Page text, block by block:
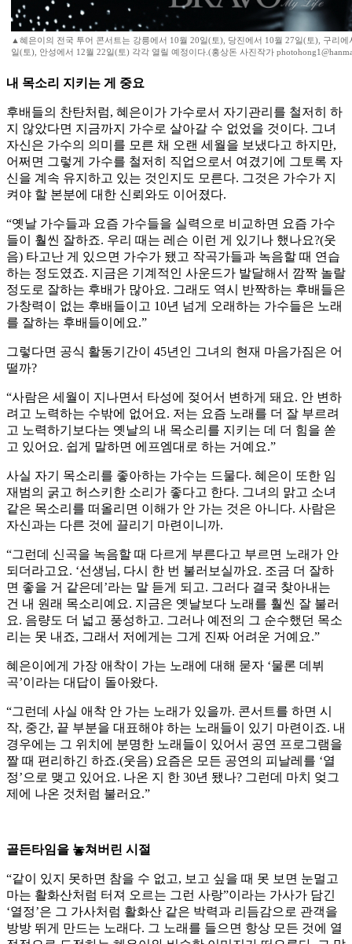
▲혜은이의 전국 투어 콘서트는 강릉에서 10월 20일(토), 당진에서 10월 27일(토), 구리
일(토), 안성에서 12월 22일(토) 각각 열릴 예정이다.(홍상돈 사진작가
내 목소리 지키는 게 중요
후배들의 찬탄처럼, 혜은이가 가수로서 자기관리를 철저히 하
지 않았다면 지금까지 가수로 살아갈 수 없었을 것이다. 그녀
자신은 가수의 의미를 모른 채 오랜 세월을 보냈다고 하지만,
어쩌면 그렇게 가수를 철저히 직업으로서 여겼기에 그토록 자
신을 계속 유지하고 있는 것인지도 모른다. 그것은 가수가 지
켜야 할 본분에 대한 신뢰와도 이어졌다.
“옛날 가수들과 요즘 가수들을 실력으로 비교하면 요즘 가수
들이 훨씬 잘하죠. 우리 때는 레슨 이런 게 있기나 했나요?(웃
음) 타고난 게 있으면 가수가 됐고 작곡가들과 녹음할 때 연습
하는 정도였죠. 지금은 기계적인 사운드가 발달해서 깜짝 놀랄
정도로 잘하는 후배가 많아요. 그래도 역시 반짝하는 후배들은
가창력이 없는 후배들이고 10년 넘게 오래하는 가수들은 노래
를 잘하는 후배들이에요.”
그렇다면 공식 활동기간이 45년인 그녀의 현재 마음가짐은 어
떨까?
“사람은 세월이 지나면서 타성에 젖어서 변하게 돼요. 안 변하
려고 노력하는 수밖에 없어요. 저는 요즘 노래를 더 잘 부르려
고 노력하기보다는 옛날의 내 목소리를 지키는 데 더 힘을 쏟
고 있어요. 쉽게 말하면 에프엠대로 하는 거예요.”
사실 자기 목소리를 좋아하는 가수는 드물다. 혜은이 또한 임
재범의 굵고 허스키한 소리가 좋다고 한다. 그녀의 맑고 소녀
같은 목소리를 떠올리면 이해가 안 가는 것은 아니다. 사람은
자신과는 다른 것에 끌리기 마련이니까.
“그런데 신곡을 녹음할 때 다르게 부른다고 부르면 노래가 안
되더라고요. ‘선생님, 다시 한 번 불러보실까요. 조금 더 잘하
면 좋을 거 같은데’라는 말 듣게 되고. 그러다 결국 찾아내는
건 내 원래 목소리예요. 지금은 옛날보다 노래를 훨씬 잘 불러
요. 음량도 더 넓고 풍성하고. 그러나 예전의 그 순수했던 목소
리는 못 내죠, 그래서 저에게는 그게 진짜 어려운 거예요.”
혜은이에게 가장 애착이 가는 노래에 대해 묻자 ‘물론 데뷔
곡’이라는 대답이 돌아왔다.
“그런데 사실 애착 안 가는 노래가 있을까. 콘서트를 하면 시
작, 중간, 끝 부분을 대표해야 하는 노래들이 있기 마련이죠. 내
경우에는 그 위치에 분명한 노래들이 있어서 공연 프로그램을
짤 때 편리하긴 하죠.(웃음) 요즘은 모든 공연의 피날레를 ‘열
정’으로 맺고 있어요. 나온 지 한 30년 됐나? 그런데 마치 엊그
제에 나온 것처럼 불러요.”
골든타임을 놓쳐버린 시절
“같이 있지 못하면 참을 수 없고, 보고 싶을 때 못 보면 눈멀고
마는 활화산처럼 터져 오르는 그런 사랑”이라는 가사가 담긴
‘열정’은 그 가사처럼 활화산 같은 박력과 리듬감으로 관객을
방방 뛰게 만드는 노래다. 그 노래를 들으면 항상 모든 것에 열